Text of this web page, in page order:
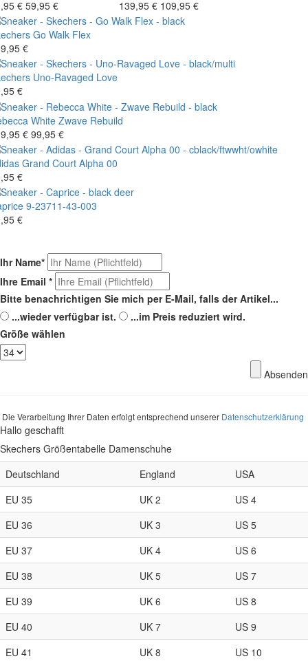
€ 59,95 € 139,95 € 109,95 €
Go Walk Flex
€
Uno-Ravaged Love
€
White Zwave Rebuild
€ 99,95 €
Grand Court Alpha 00
€
9-23711-43-003
€
Ihr Name*
Ihre Email *
Bitte benachrichtigen Sie mich per E-Mail, falls der Artikel...
...wieder verfügbar ist.
...im Preis reduziert wird.
Größe wählen
Absenden
Die Verarbeitung Ihrer Daten erfolgt entsprechend unserer Datenschutzerklärung
Hallo geschafft
Skechers Größentabelle Damenschuhe
Deutschland
England
USA
EU 35
UK 2
US 4
EU 36
UK 3
US 5
EU 37
UK 4
US 6
EU 38
UK 5
US 7
EU 39
UK 6
US 8
EU 40
UK 7
US 9
EU 41
UK 8
US 10